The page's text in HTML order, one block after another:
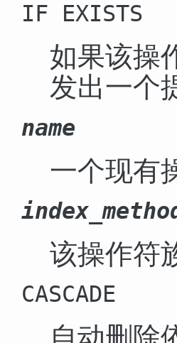
IF EXISTS
如果该操
发出一个
name
一个现有
该操作符
CASCADE